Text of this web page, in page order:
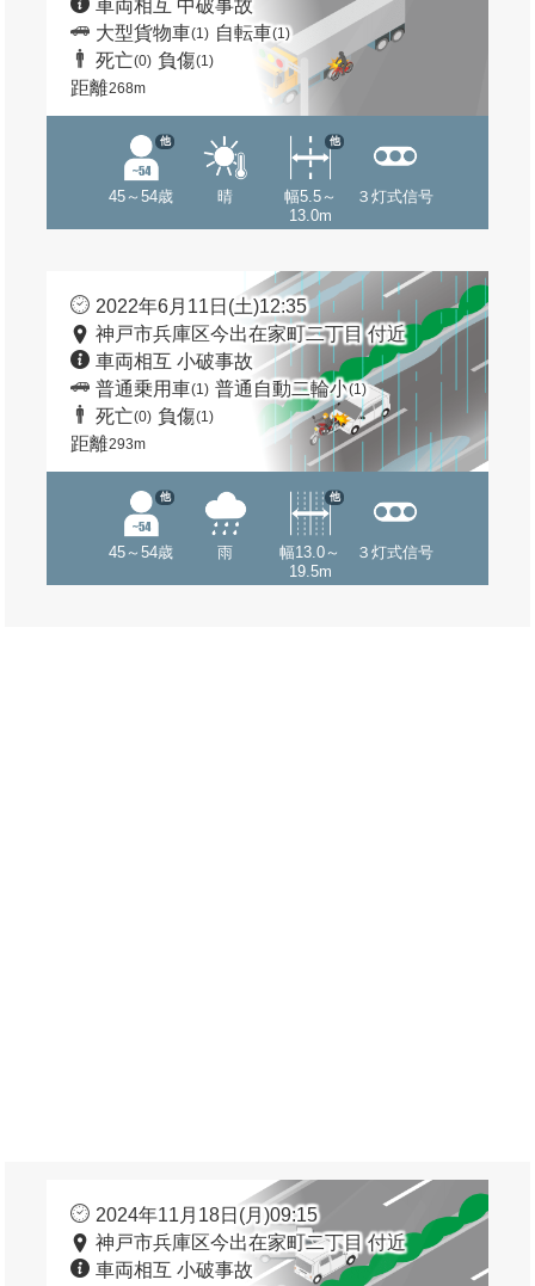
車両相互 中破事故
大型貨物車(1) 自転車(1)
死亡(0) 負傷(1)
距離268m
45～54歳
他
晴
幅5.5～
13.0m
他
３灯式信号
2022年6月11日(土)12:35
神戸市兵庫区今出在家町二丁目 付近
車両相互 小破事故
普通乗用車(1) 普通自動二輪小(1)
死亡(0) 負傷(1)
距離293m
45～54歳
他
雨
幅13.0～
19.5m
他
３灯式信号
2024年11月18日(月)09:15
神戸市兵庫区今出在家町二丁目 付近
車両相互 小破事故